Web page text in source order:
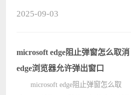
户需要关闭弹窗拦截这个功能的话，
应该????
2025-09-03
microsoft edge阻止弹窗怎么取消
edge浏览器允许弹出窗口
microsoft edge阻止弹窗怎么取